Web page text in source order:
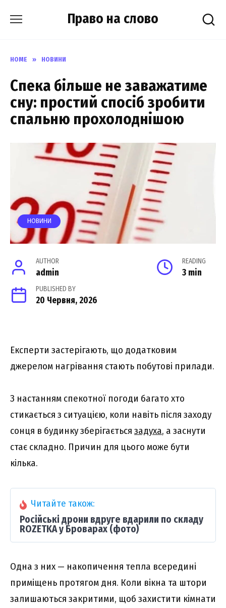
Право на слово
HOME » НОВИНИ
Спека більше не заважатиме
сну: простий спосіб зробити
спальню прохолоднішою
НОВИНИ
AUTHOR
admin
READING
3 min
PUBLISHED BY
20 Червня, 2026
Експерти застерігають, що додатковим
джерелом нагрівання стають побутові прилади.
З настанням спекотної погоди багато хто
стикається з ситуацією, коли навіть після заходу
сонця в будинку зберігається задуха, а заснути
стає складно. Причин для цього може бути
кілька.
Читайте також:
Російські дрони вдруге вдарили по складу
ROZETKA у Броварах (фото)
Одна з них — накопичення тепла всередині
приміщень протягом дня. Коли вікна та штори
залишаються закритими, щоб захистити кімнати